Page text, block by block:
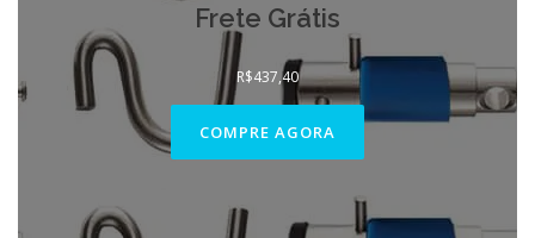
Frete Grátis
R$437,40
COMPRE AGORA